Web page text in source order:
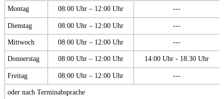
Montag 08:00 Uhr – 12:00 Uhr ---
Dienstag 08:00 Uhr – 12:00 Uhr ---
Mittwoch 08:00 Uhr – 12:00 Uhr ---
Donnerstag 08:00 Uhr – 12:00 Uhr 14:00 Uhr - 18:30 Uhr
Freitag 08:00 Uhr – 12:00 Uhr ---
oder nach Terminabsprache